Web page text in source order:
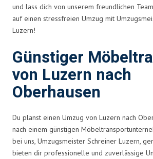
und lass dich von unserem freundlichen
auf einen stressfreien Umzug mit
Luzern!
Günstiger
von Luzern nach
Oberhausen
Du planst einen Umzug von Luzern nach
nach einem günstigen
bei uns, Umzugsmeister Schreiner Luzern,
bieten dir professionelle und zuverlässige